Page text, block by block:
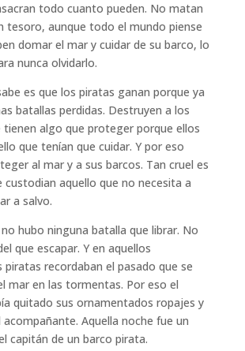
todo cuanto pueden. No matan
tesoro, aunque todo el mundo piense
domar el mar y cuidar de su barco, lo
nunca olvidarlo.
es que los piratas ganan porque ya
batallas perdidas. Destruyen a los
tienen algo que proteger porque ellos
que tenían que cuidar. Y por eso
al mar y a sus barcos. Tan cruel es
custodian aquello que no necesita a
a salvo.
hubo ninguna batalla que librar. No
que escapar. Y en aquellos
recordaban el pasado que se
mar en las tormentas. Por eso el
quitado sus ornamentados ropajes y
Aquella noche fue un
capitán de un barco pirata.